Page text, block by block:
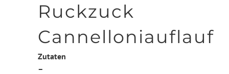
Ruckzuck
Cannelloniauflauf
Zutaten
–